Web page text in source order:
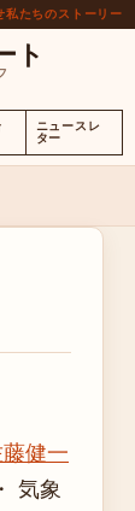
私たちのストーリー
ト
ニュースレ
ター
健一
・ 気象